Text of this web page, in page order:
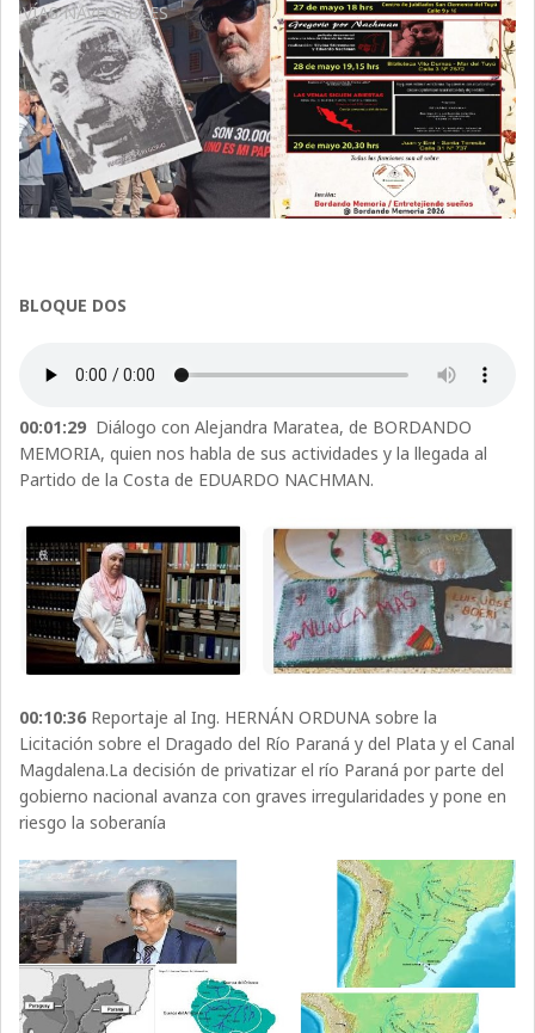
VÍAS NAVEGABLES
BLOQUE DOS
00:01:29 Diálogo con Alejandra Maratea, de BORDANDO
MEMORIA, quien nos habla de sus actividades y la llegada al
Partido de la Costa de EDUARDO NACHMAN.
00:10:36 Reportaje al Ing. HERNÁN ORDUNA sobre la
Licitación sobre el Dragado del Río Paraná y del Plata y el Canal
Magdalena.La decisión de privatizar el río Paraná por parte del
gobierno nacional avanza con graves irregularidades y pone en
riesgo la soberanía